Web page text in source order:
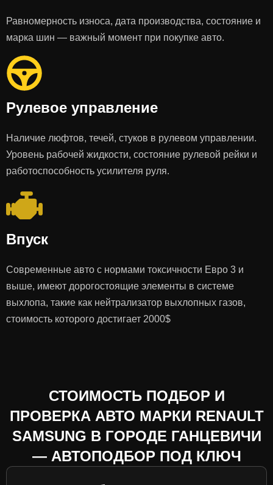
Равномерность износа, дата производства, состояние и
марка шин — важный момент при покупке авто.
Рулевое управление
Наличие люфтов, течей, стуков в рулевом управлении.
Уровень рабочей жидкости, состояние рулевой рейки и
работоспособность усилителя руля.
Впуск
Современные авто с нормами токсичности Евро 3 и
выше, имеют дорогостоящие элементы в системе
выхлопа, такие как нейтрализатор выхлопных газов,
стоимость которого достигает 2000$
СТОИМОСТЬ ПОДБОР И
ПРОВЕРКА АВТО МАРКИ RENAULT
SAMSUNG В ГОРОДЕ ГАНЦЕВИЧИ
— АВТОПОДБОР ПОД КЛЮЧ